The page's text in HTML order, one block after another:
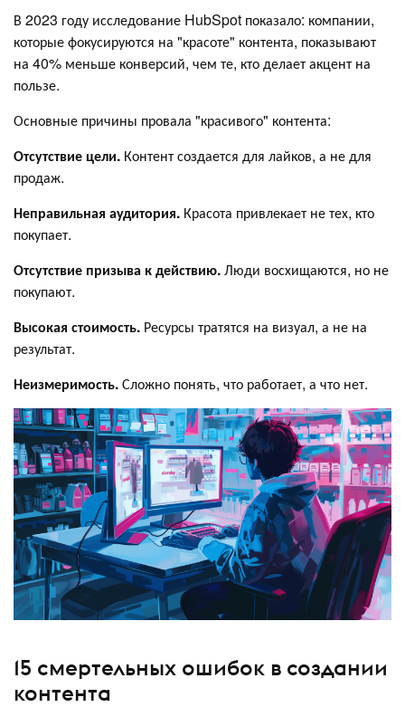
В 2023 году исследование HubSpot показало: компании,
которые фокусируются на "красоте" контента, показывают
на 40% меньше конверсий, чем те, кто делает акцент на
пользе.
Основные причины провала "красивого" контента:
Отсутствие цели. Контент создается для лайков, а не для
продаж.
Неправильная аудитория. Красота привлекает не тех, кто
покупает.
Отсутствие призыва к действию.Люди восхищаются, но не
покупают.
Высокая стоимость. Ресурсы тратятся на визуал, а не на
результат.
Неизмеримость.Сложно понять, что работает, а что нет.
15 смертельных ошибок в создании
контента